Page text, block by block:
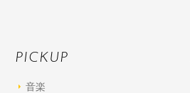
PICKUP
音楽